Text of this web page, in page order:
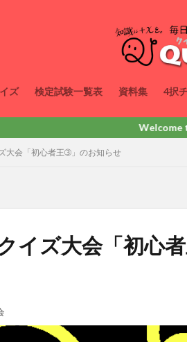
ズ 検定試験一覧表 資料集 4択
Welcome to QuizX！毎日19
大会「初心者王➂」のお知らせ
イズ大会「初心